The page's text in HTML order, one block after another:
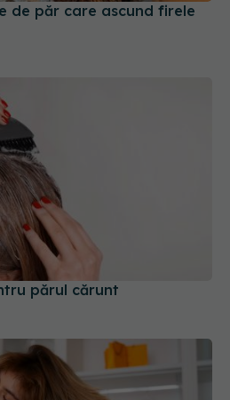
de păr care ascund firele
părul cărunt